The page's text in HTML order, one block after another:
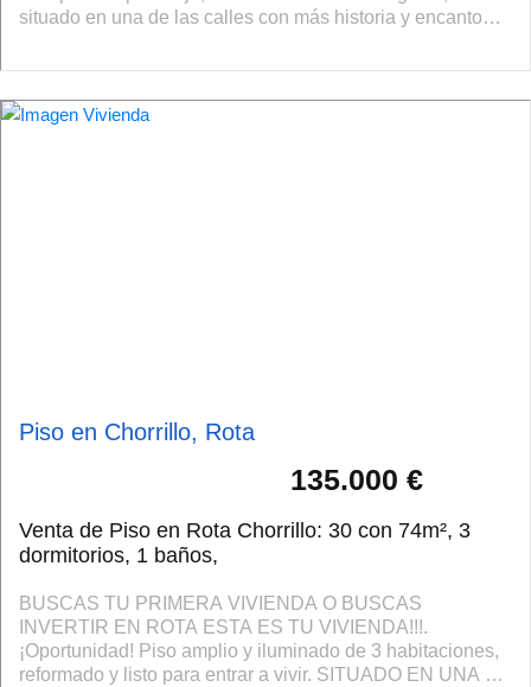
situado en una de las calles con más historia y encanto
Piso en Chorrillo, Rota
135.000 €
Venta de Piso en Rota Chorrillo: 30 con 74m², 3
dormitorios, 1 baños,
BUSCAS TU PRIMERA VIVIENDA O BUSCAS
INVERTIR EN ROTA ESTA ES TU VIVIENDA!!!.
¡Oportunidad! Piso amplio y iluminado de 3 habitaciones,
reformado y listo para entrar a vivir. SITUADO EN UNA 3